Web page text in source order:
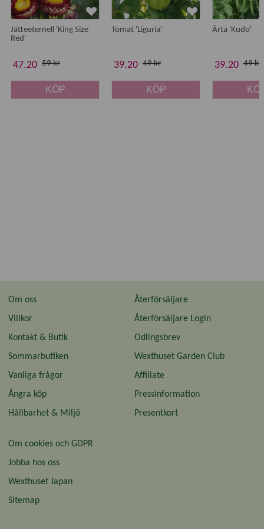
Jätteeternell 'King Size
Red'
47.20 59 kr
KÖP
Tomat 'Liguria'
39.20 49 kr
KÖP
Ärta 'Kudo'
39.20 49 kr
Om oss
Villkor
Kontakt & Butik
Sommarbutiken
Vanliga frågor
Ångra köp
Hållbarhet & Miljö
Återförsäljare
Återförsäljare Login
Odlingsbrev
Wexthuset Garden Club
Affiliate
Pressinformation
Presentkort
Om cookies och GDPR
Jobba hos oss
Wexthuset Japan
Sitemap